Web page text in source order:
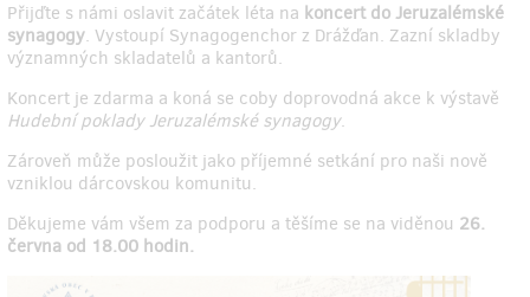
Přijďte s námi oslavit začátek léta na koncert do Jeruzalémské
synagogy. Vystoupí Synagogenchor z Drážďan. Zazní skladby
významných skladatelů a kantorů.
Koncert je zdarma a koná se coby doprovodná akce k výstavě
Hudební poklady Jeruzalémské synagogy.
Zároveň může posloužit jako příjemné setkání pro naši nově
vzniklou dárcovskou komunitu.
Děkujeme vám všem za podporu a těšíme se na viděnou 26.
června od 18.00 hodin.